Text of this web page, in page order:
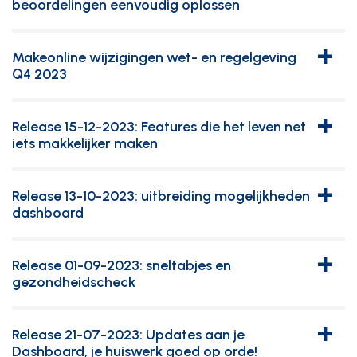
Lees meer
beoordelingen eenvoudig oplossen
Los foutjes in aspect beoordelingen eenvoudig op met de
nieuwe bewerk- en verwijder functies. Lees meer voor
Lees meer
Makeonline wijzigingen wet- en regelgeving
Q4 2023
+
De nieuwste ontwikkelingen op KAM gebied zijn
gepubliceerd inMakeonline. Neem een kijkje om weer
Lees meer
Release 15-12-2023: Features die het leven net
iets makkelijker maken
+
Enkele hoogtepunten:
Kies zelf de standaard deadline van nieuwe taken.
Release 13-10-2023: uitbreiding mogelijkheden
dashboard
+
Wil jij je Makeonline dashboard nog efficienter en
persoonlijker maken?Lees dan verder.
Lees meer
Release 01-09-2023: sneltabjes en
gezondheidscheck
+
Wil je makkelijk kunnen zien wat je nog moet beoordelen bij
je meldingen of bevindingen? Wil je weten hoe je er voor
Release 21-07-2023: Updates aan je
Dashboard, je huiswerk goed op orde!
+